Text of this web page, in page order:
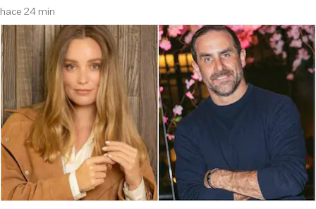
hace 24 min